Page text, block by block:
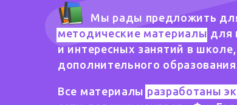
Мы рады предложить
методические материалы для
и интересных занятий в
дополнительного
Все материалы разработаны